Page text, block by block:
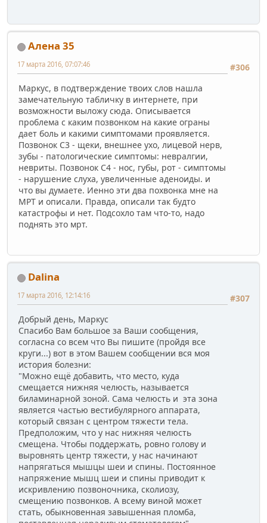
Алена 35
#306
17 марта 2016, 07:07:46
Маркус, в подтверждение твоих слов нашла
замечательную табличку в интернете, при
возможности выложу сюда. Описывается
проблема с каким позвонком на какие ограны
дает боль и какими симптомами проявляется.
Позвонок С3 - щеки, внешнее ухо, лицевой нерв,
зубы - патологические симптомы: невралгии,
невриты. Позвонок С4 - нос, губы, рот - симптомы
- нарушение слуха, увеличенные аденоиды. и
что вы думаете. Иенно эти два похвонка мне на
МРТ и описали. Правда, описали так будто
катастрофы и нет. Подсохло там что-то, надо
поднять это мрт.
Dalina
#307
17 марта 2016, 12:14:16
Добрый день, Маркус
Спасибо Вам большое за Ваши сообщения,
согласна со всем что Вы пишите (пройдя все
круги...) вот в этом Вашем сообщении вся моя
история болезни:
"Можно ещё добавить, что место, куда
смещается нижняя челюсть, называется
биламинарной зоной. Сама челюсть и эта зона
является частью вестибулярного аппарата,
который связан с центром тяжести тела.
Предположим, что у нас нижняя челюсть
смещена. Чтобы поддержать, ровно голову и
выровнять центр тяжести, у нас начинают
напрягаться мышцы шеи и спины. Постоянное
напряжение мышц шеи и спины приводит к
искривлению позвоночника, сколиозу,
смещению позвонков. А всему виной может
стать, обыкновенная завышенная пломба,